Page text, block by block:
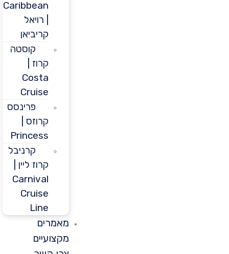
Caribbean
קריביאן
קוסטה
Costa
Cruise
פרינסס
קרוזס |
Princess
קרניבל
קרוז ליין |
Carnival
Cruise
מאמרים
מקצועיים